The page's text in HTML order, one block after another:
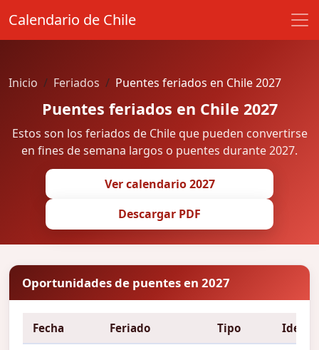
Calendario de Chile
Inicio Feriados Puentes feriados en Chile 2027
Puentes feriados en Chile 2027
Estos son los feriados de Chile que pueden convertirse
en fines de semana largos o puentes durante 2027.
Ver calendario 2027
Descargar PDF
Oportunidades de puentes en 2027
Fecha Feriado Tipo Idea